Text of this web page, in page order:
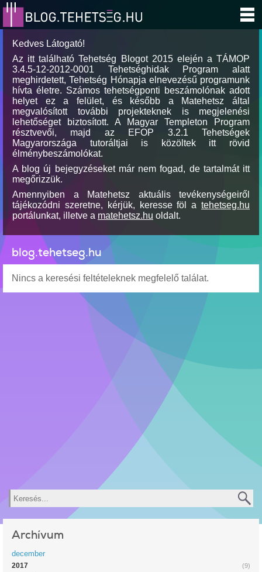
Kedves Látogató!
Az itt található Tehetség Blogot 2015 elején a TÁMOP
3.4.5-12-2012-0001 Tehetséghidak Program alatt
meghirdetett, Tehetség Hónapja elnevezésű programunk
hívta életre. Számos tehetségponti beszámolónak adott
helyet ez a felület, és később a Matehetsz által
megvalósított további projekteknek is megjelenési
lehetőséget biztosított. A Magyar Templeton Program
résztvevői, majd az EFOP 3.2.1 Tehetségek
Magyarországa tutoráltjai is közöltek itt rövid
élménybeszámolókat.
A blog új bejegyzéseket már nem fogad, de tartalmát itt
megőrizzük.
Amennyiben a Matehetsz aktuális tevékenységeiről
tájékozódni szeretne, kérjük, keresse föl a tehetseg.hu
portálunkat, illetve a matehetsz.hu oldalt.
blog.tehetseg.hu
Nincs a keresési feltételeknek megfelelő találat.
Keresés
Archívum
december
(9)
2017